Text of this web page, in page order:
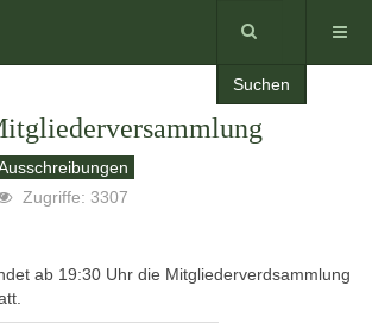
Suchen
Zugriffe: 3307
ab 19:30 Uhr die Mitgliederverdsammlung